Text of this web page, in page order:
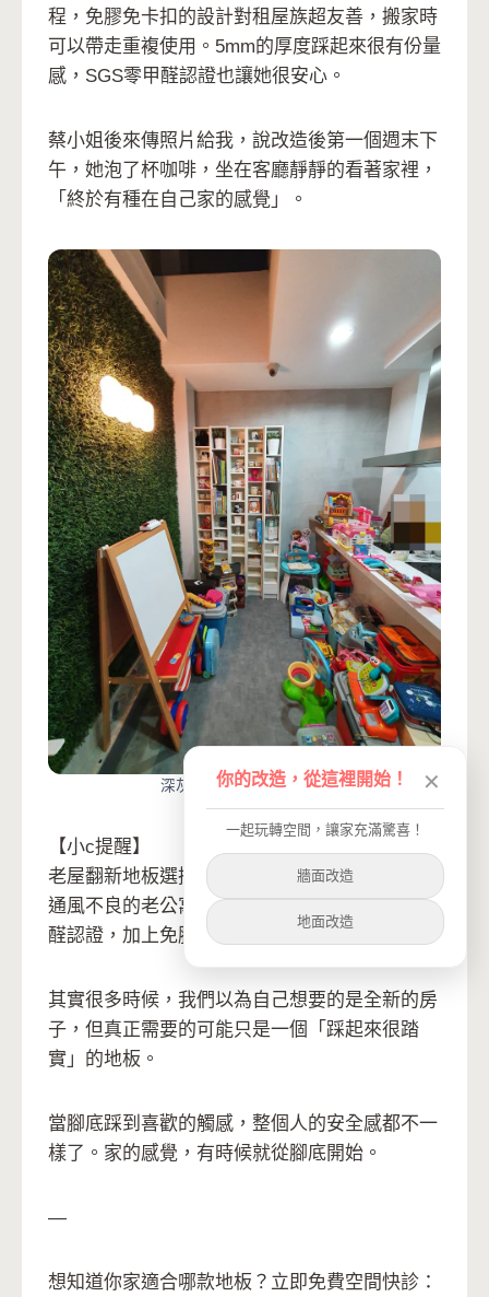
程，免膠免卡扣的設計對租屋族超友善，搬家時
可以帶走重複使用。5mm的厚度踩起來很有份量
感，SGS零甲醛認證也讓她很安心。
蔡小姐後來傳照片給我，說改造後第一個週末下
午，她泡了杯咖啡，坐在客廳靜靜的看著家裡，
「終於有種在自己家的感覺」。
深灰清水模真實改造案例
【小c提醒】
老屋翻新地板選擇時要特別注意甲醛問題，尤其
通風不良的老公寓。我們的歐巴地板有SGS零甲
醛認證，加上免膠安裝，對健康比較有保障齁。
其實很多時候，我們以為自己想要的是全新的房
子，但真正需要的可能只是一個「踩起來很踏
實」的地板。
當腳底踩到喜歡的觸感，整個人的安全感都不一
樣了。家的感覺，有時候就從腳底開始。
—
想知道你家適合哪款地板？立即免費空間快診：
你的改造，從這裡開始！ ✕
一起玩轉空間，讓家充滿驚喜！
牆面改造
地面改造